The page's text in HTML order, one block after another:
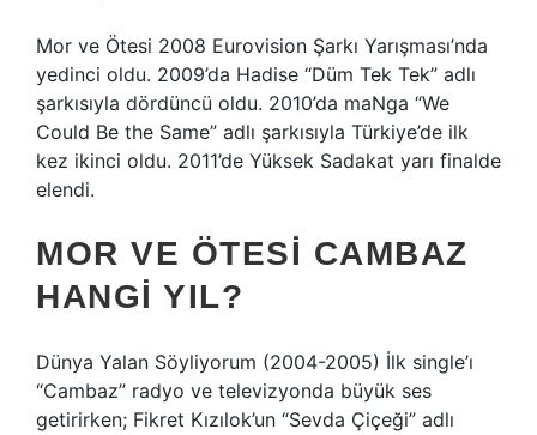
Mor ve Ötesi 2008 Eurovision Şarkı Yarışması’nda
yedinci oldu. 2009’da Hadise “Düm Tek Tek” adlı
şarkısıyla dördüncü oldu. 2010’da maNga “We
Could Be the Same” adlı şarkısıyla Türkiye’de ilk
kez ikinci oldu. 2011’de Yüksek Sadakat yarı finalde
elendi.
MOR VE ÖTESI CAMBAZ
HANGI YIL?
Dünya Yalan Söyliyorum (2004-2005) İlk single’ı
“Cambaz” radyo ve televizyonda büyük ses
getirirken; Fikret Kızılok’un “Sevda Çiçeği” adlı